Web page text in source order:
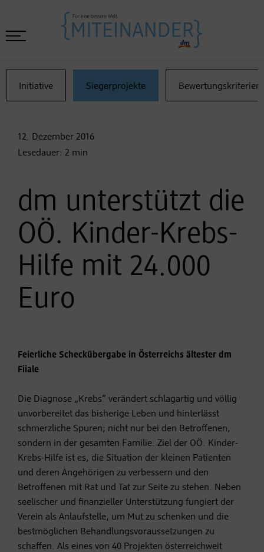
Initiative Siegerprojekte Bewertungskriterien
12. Dezember 2016
Lesedauer: 2 min
dm unterstützt die
OÖ. Kinder-Krebs-
Hilfe mit 24.000
Euro
Feierliche Scheckübergabe in Österreichs ältester dm
Fiiale
Die Diagnose „Krebs“ verändert schlagartig und völlig
unvorbereitet das bisherige Leben und hinterlässt
schmerzliche Spuren; nicht nur bei den Betroffenen,
sondern in der gesamten Familie. Ziel der OÖ. Kinder-
Krebs-Hilfe ist es, die Situation der kleinen Patienten
und deren Angehörigen zu verbessern und den
Betroffenen mit Rat und Tat zur Seite zu stehen. Neben
seelischer und finanzieller Unterstützung fungiert der
Verein als Anlaufstelle, um Mut zu schenken und die
bestmöglichen Behandlungsvoraussetzungen zu
schaffen. Als eines von 40 Projekten österreichweit